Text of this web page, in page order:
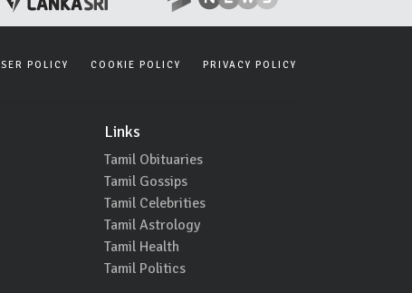
POLICY COOKIE POLICY PRIVACY POLICY
Links
Tamil Obituaries
Tamil Gossips
Tamil Celebrities
Tamil Astrology
Tamil Health
Tamil Politics